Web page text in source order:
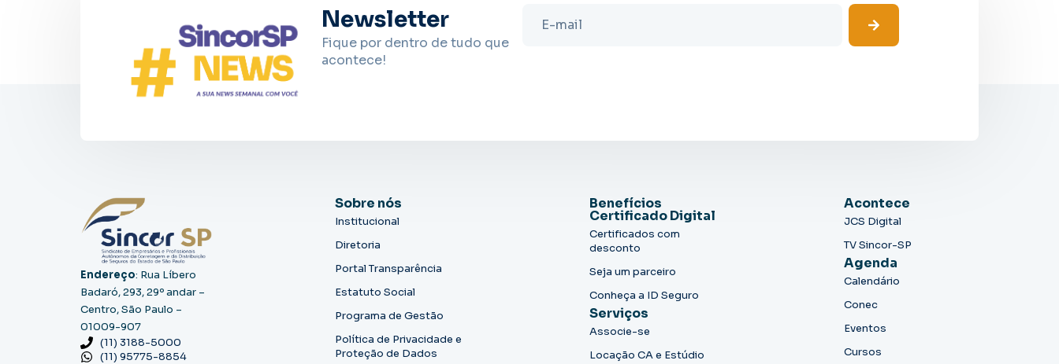
Newsletter
Fique por dentro de tudo que
acontece!
Endereço: Rua Líbero
Badaró, 293, 29º andar –
Centro, São Paulo –
01009-907
(11) 3188-5000
(11) 95775-8854
Sobre nós
Institucional
Diretoria
Portal Transparência
Estatuto Social
Programa de Gestão
Política de Privacidade e
Proteção de Dados
Benefícios
Certificado Digital
Certificados com
desconto
Seja um parceiro
Conheça a ID Seguro
Serviços
Associe-se
Locação CA e Estúdio
Acontece
JCS Digital
TV Sincor-SP
Agenda
Calendário
Conec
Eventos
Cursos